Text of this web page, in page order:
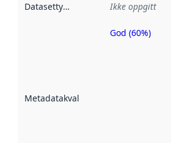
Datasettype Ikke oppgitt
Metadatakvalitet
Metadatakvalitet
God (60%)